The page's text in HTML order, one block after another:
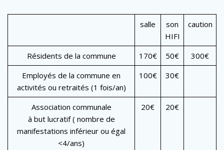
salle
son
HIFI
caution
Résidents de la commune 170€ 50€
300€
Employés de la commune en
activités ou retraités (1 fois/an)
100€ 30€
Association communale
à but lucratif ( nombre de
manifestations inférieur ou égal
<4/ans)
20€ 20€